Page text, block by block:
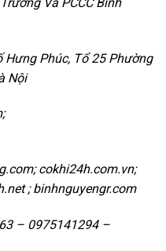
Phúc, Tổ 25 Phường
Nội
cokhi24h.com.vn;
; binhnguyengr.com
– 0975141294 –